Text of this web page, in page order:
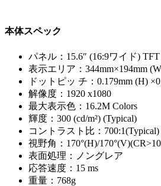
本体スペック
パネル：15.6″ (16:9ワイド)
表示エリア：344mm×194mm
ドットピッ チ：0.179mm (H)
解像度：1920 x1080
最大表示色：16.2M Colors
輝度：300 (cd/m²) (Typical)
コントラスト比：700:1(Typical)
視野角：170°(H)/
表面処理：ノングレア
応答速度：15 ms
重量：768g